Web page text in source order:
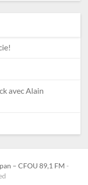
avec Alain
– CFOU 89,1 FM -